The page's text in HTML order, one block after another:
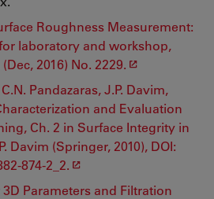
Roughness Measurement:
laboratory and workshop,
2016) No. 2229.
Pandazaras, J.P. Davim,
and Evaluation
Ch. 2 in Surface Integrity in
Davim (Springer, 2010), DOI:
874-2_2.
3D Parameters and Filtration